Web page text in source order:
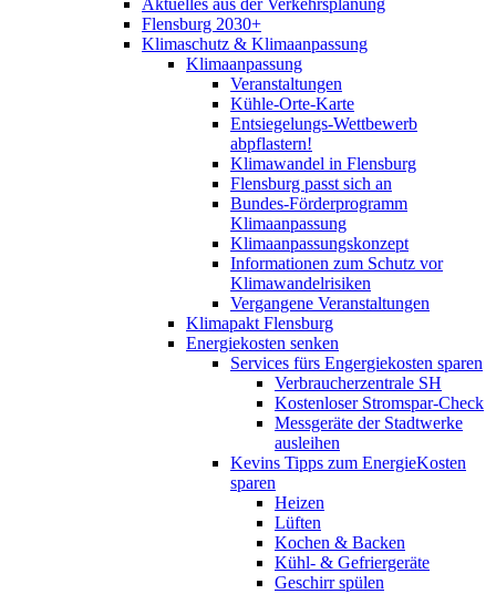
Aktuelles aus der Verkehrsplanung
Flensburg 2030+
Klimaschutz & Klimaanpassung
Klimaanpassung
Veranstaltungen
Kühle-Orte-Karte
Entsiegelungs-Wettbewerb
abpflastern!
Klimawandel in Flensburg
Flensburg passt sich an
Bundes-Förderprogramm
Klimaanpassung
Klimaanpassungskonzept
Informationen zum Schutz vor
Klimawandelrisiken
Vergangene Veranstaltungen
Klimapakt Flensburg
Energiekosten senken
Services fürs Engergiekosten sparen
Verbraucherzentrale SH
Kostenloser Stromspar-Check
Messgeräte der Stadtwerke
ausleihen
Kevins Tipps zum EnergieKosten
sparen
Heizen
Lüften
Kochen & Backen
Kühl- & Gefriergeräte
Geschirr spülen